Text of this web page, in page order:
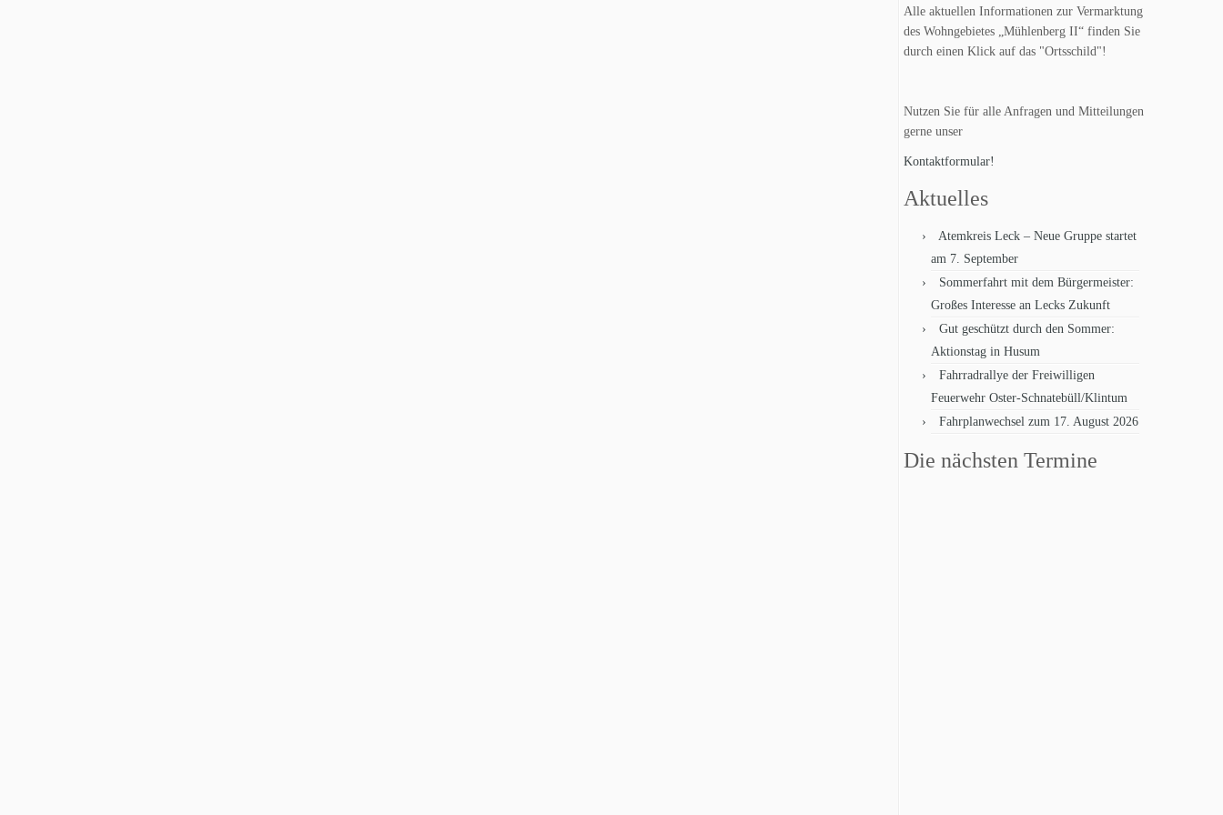
Alle aktuellen Informationen zur Vermarktung
des Wohngebietes „Mühlenberg II“ finden Sie
durch einen Klick auf das "Ortsschild"!
Nutzen Sie für alle Anfragen und Mitteilungen
gerne unser
Kontaktformular!
Aktuelles
Atemkreis Leck – Neue Gruppe startet
am 7. September
Sommerfahrt mit dem Bürgermeister:
Großes Interesse an Lecks Zukunft
Gut geschützt durch den Sommer:
Aktionstag in Husum
Fahrradrallye der Freiwilligen
Feuerwehr Oster-Schnatebüll/Klintum
Fahrplanwechsel zum 17. August 2026
Die nächsten Termine